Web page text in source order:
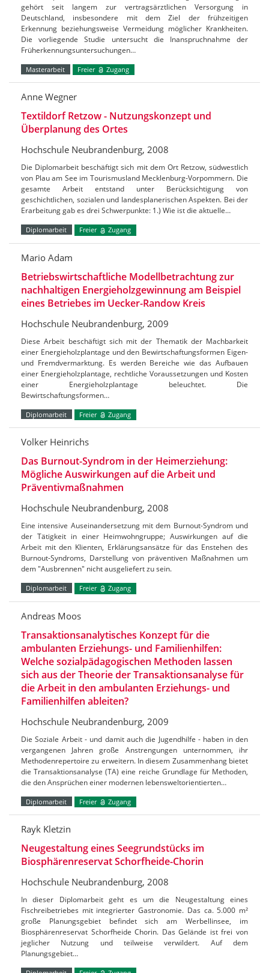
gehört seit langem zur vertragsärztlichen Versorgung in
Deutschland, insbesondere mit dem Ziel der frühzeitigen
Erkennung beziehungsweise Vermeidung möglicher Krankheiten.
Die vorliegende Studie untersucht die Inanspruchnahme der
Früherkennungsuntersuchungen…
Masterarbeit Freier Zugang
Anne Wegner
Textildorf Retzow - Nutzungskonzept und
Überplanung des Ortes
Hochschule Neubrandenburg, 2008
Die Diplomarbeit beschäftigt sich mit dem Ort Retzow, südwestlich
von Plau am See im Tourismusland Mecklenburg-Vorpommern. Die
gesamte Arbeit entstand unter Berücksichtigung von
geschichtlichen, sozialen und landesplanerischen Aspekten. Bei der
Erarbeitung gab es drei Schwerpunkte: 1.) Wie ist die aktuelle…
Diplomarbeit Freier Zugang
Mario Adam
Betriebswirtschaftliche Modellbetrachtung zur
nachhaltigen Energieholzgewinnung am Beispiel
eines Betriebes im Uecker-Randow Kreis
Hochschule Neubrandenburg, 2009
Diese Arbeit beschäftigt sich mit der Thematik der Machbarkeit
einer Energieholzplantage und den Bewirtschaftungsformen Eigen-
und Fremdvermarktung. Es werden Bereiche wie das Aufbauen
einer Energieholzplantage, rechtliche Voraussetzungen und Kosten
einer Energieholzplantage beleuchtet. Die
Bewirtschaftungsformen…
Diplomarbeit Freier Zugang
Volker Heinrichs
Das Burnout-Syndrom in der Heimerziehung:
Mögliche Auswirkungen auf die Arbeit und
Präventivmaßnahmen
Hochschule Neubrandenburg, 2008
Eine intensive Auseinandersetzung mit dem Burnout-Syndrom und
der Tätigkeit in einer Heimwohngruppe; Auswirkungen auf die
Arbeit mit den Klienten, Erklärungsansätze für das Enstehen des
Burnout-Syndroms, Darstellung von präventiven Maßnahmen um
dem "Ausbrennen" nicht ausgeliefert zu sein.
Diplomarbeit Freier Zugang
Andreas Moos
Transaktionsanalytisches Konzept für die
ambulanten Erziehungs- und Familienhilfen:
Welche sozialpädagogischen Methoden lassen
sich aus der Theorie der Transaktionsanalyse für
die Arbeit in den ambulanten Erziehungs- und
Familienhilfen ableiten?
Hochschule Neubrandenburg, 2009
Die Soziale Arbeit - und damit auch die Jugendhilfe - haben in den
vergangenen Jahren große Anstrengungen unternommen, ihr
Methodenrepertoire zu erweitern. In diesem Zusammenhang bietet
die Transaktionsanalyse (TA) eine reiche Grundlage für Methoden,
die den Ansprüchen einer modernen lebensweltorientierten…
Diplomarbeit Freier Zugang
Rayk Kletzin
Neugestaltung eines Seegrundstücks im
Biosphärenreservat Schorfheide-Chorin
Hochschule Neubrandenburg, 2008
In dieser Diplomarbeit geht es um die Neugestaltung eines
Fischreibetriebes mit integrierter Gastronomie. Das ca. 5.000 m²
große Planungsgebiet befindet sich am Werbellinsee, im
Biosphärenreservat Schorfheide Chorin. Das Gelände ist frei von
jeglicher Nutzung und teilweise verwildert. Auf dem
Planungsgebiet…